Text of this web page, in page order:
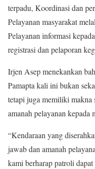
terpadu, Koordinasi dan
Pelayanan masyarakat
Pelayanan informasi
registrasi dan pelaporan
Irjen Asep menekankan
Pamapta kali ini bukan
tetapi juga memiliki makna
amanah pelayanan kepada
“Kendaraan yang
jawab dan amanah
kami berharap patroli